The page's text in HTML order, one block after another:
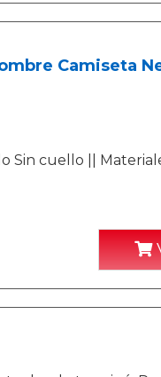
Camiseta
Sin cuello ||